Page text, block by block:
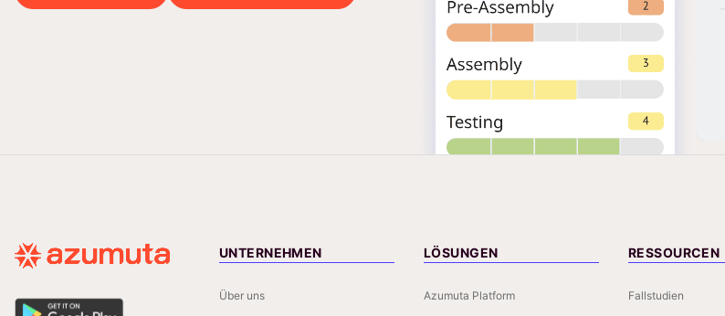
UNTERNEHMEN
Über uns
LÖSUNGEN
Azumuta Platform
RESSOURCEN
Fallstudien